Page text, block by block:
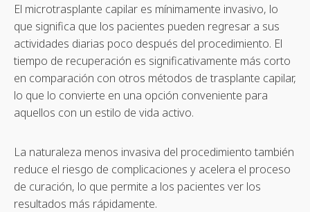
El microtrasplante capilar es mínimamente invasivo, lo
que significa que los pacientes pueden regresar a sus
actividades diarias poco después del procedimiento. El
tiempo de recuperación es significativamente más corto
en comparación con otros métodos de trasplante capilar,
lo que lo convierte en una opción conveniente para
aquellos con un estilo de vida activo.
La naturaleza menos invasiva del procedimiento también
reduce el riesgo de complicaciones y acelera el proceso
de curación, lo que permite a los pacientes ver los
resultados más rápidamente.